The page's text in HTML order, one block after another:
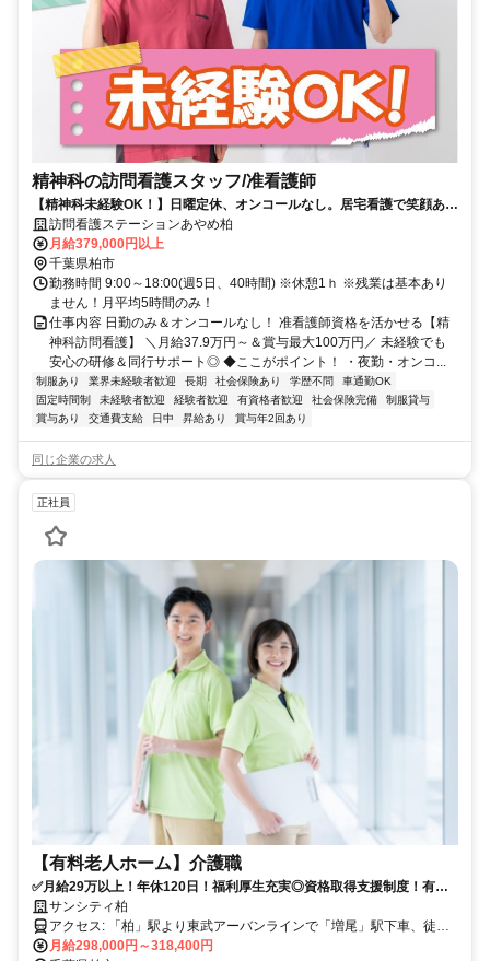
精神科の訪問看護スタッフ/准看護師
【精神科未経験OK！】日曜定休、オンコールなし。居宅看護で笑顔あふ
れる毎日をサポート。
訪問看護ステーションあやめ柏
月給379,000円以上
千葉県柏市
勤務時間 9:00～18:00(週5日、40時間) ※休憩1ｈ ※残業は基本あり
ません！月平均5時間のみ！
仕事内容 日勤のみ＆オンコールなし！ 准看護師資格を活かせる【精
神科訪問看護】 ＼月給37.9万円～＆賞与最大100万円／ 未経験でも
安心の研修＆同行サポート◎ ◆ここがポイント！ ・夜勤・オンコ...
制服あり 業界未経験者歓迎 長期 社会保険あり 学歴不問
車通勤OK
固定時間制
未経験者歓迎 経験者歓迎 有資格者歓迎 社会保険完備
制服貸与
賞与あり
交通費支給 日中 昇給あり 賞与年2回あり
同じ企業の求人
正社員
【有料老人ホーム】介護職
✅月給29万以上！年休120日！福利厚生充実◎資格取得支援制度！有料
の介護職
サンシティ柏
アクセス: 「柏」駅より東武アーバンラインで「増尾」駅下車、徒歩6
分
月給298,000円～318,400円